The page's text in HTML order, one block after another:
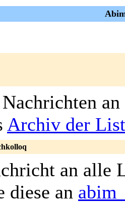
an
Archiv der
an alle
diese an